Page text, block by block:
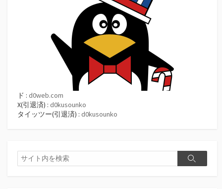
ド : d0web.com
X(引退済) : d0kusounko
タイッツー(引退済) : d0kusounko
検
索
検